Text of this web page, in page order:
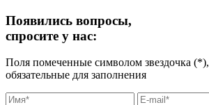
Появились вопросы,
спросите у нас:
Поля помеченные символом звездочка (*),
обязательные для заполнения